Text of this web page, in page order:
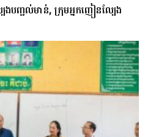
ងបញ្ជល់មាន់, ក្រុមអ្នកញៀនល្បែង